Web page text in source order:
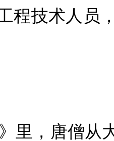
程技术人员
，唐僧从大